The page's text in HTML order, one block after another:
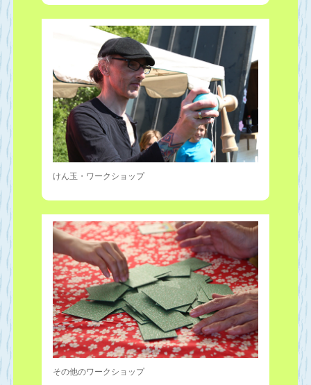
けん玉・ワークショップ
その他のワークショップ